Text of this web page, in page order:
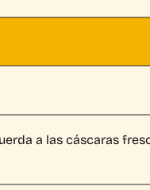
a las cáscaras